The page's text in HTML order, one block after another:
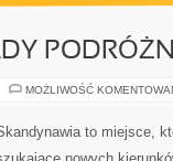
MOŻLIWOŚĆ
to miejsce,